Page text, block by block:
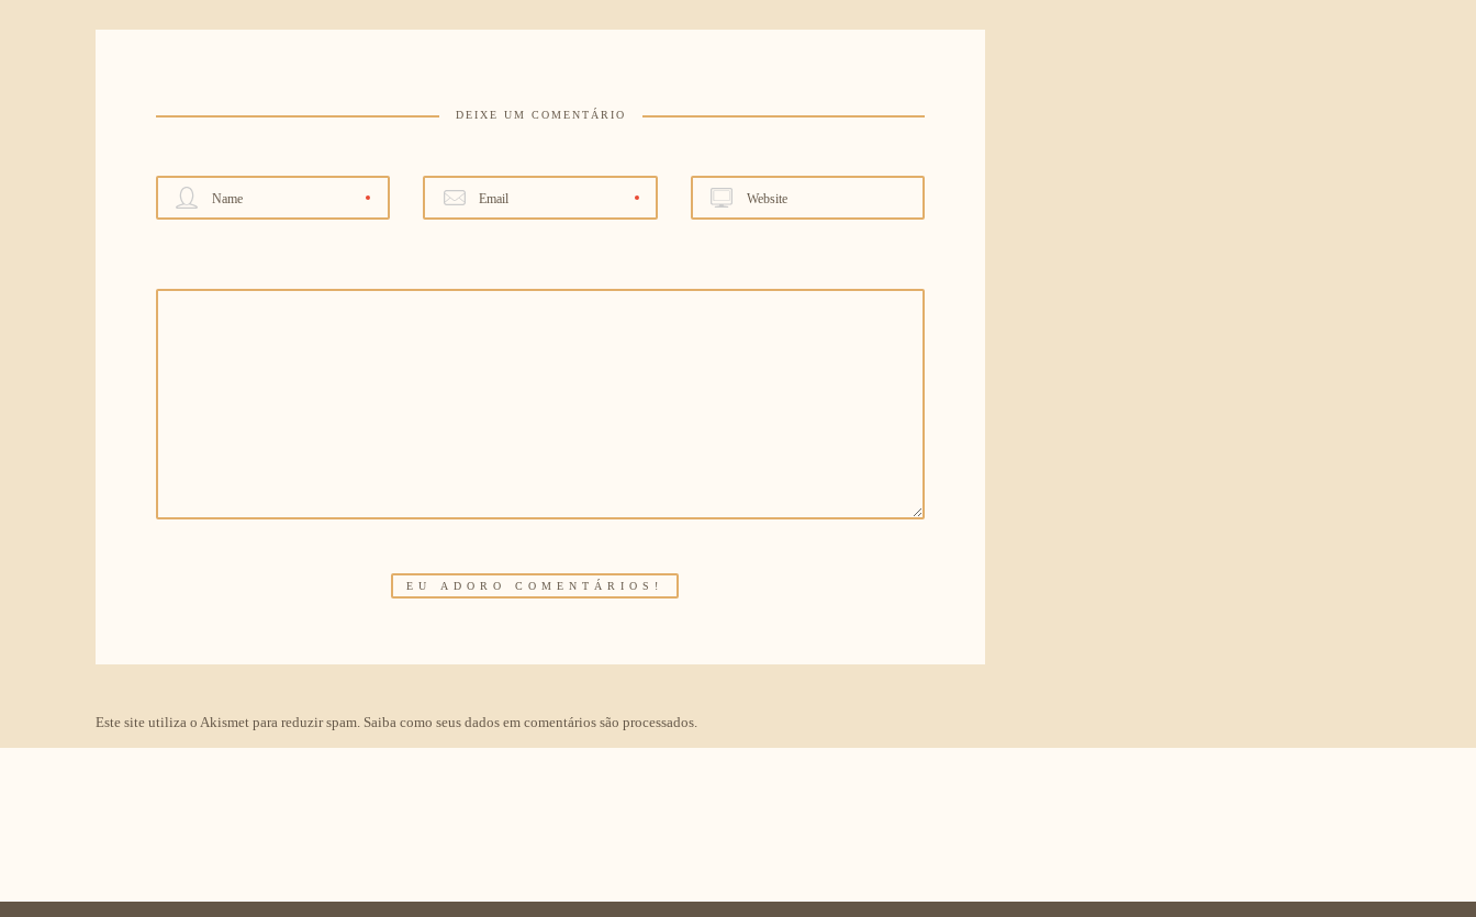
DEIXE UM COMENTÁRIO
Name Email Website
Este site utiliza o Akismet para reduzir spam. Saiba como seus dados em comentários são processados.